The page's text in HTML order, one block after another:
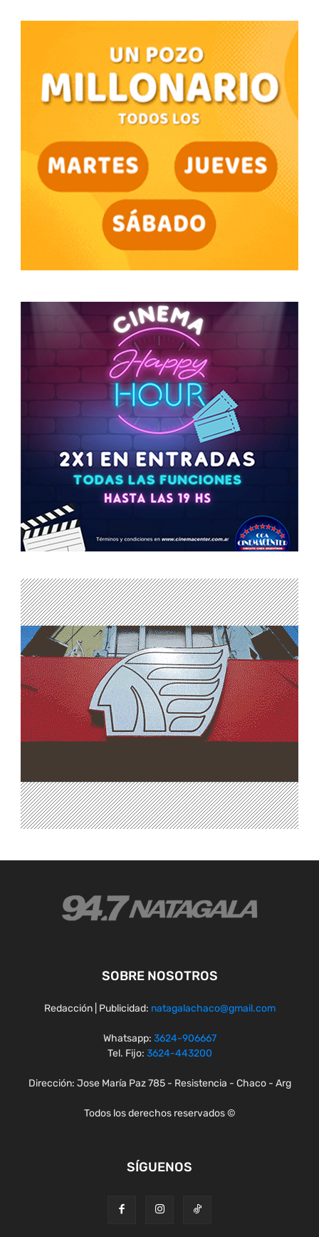
SOBRE NOSOTROS
Redacción | Publicidad: natagalachaco@gmail.com
Whatsapp: 3624-906667
Tel. Fijo: 3624-443200
Dirección: Jose María Paz 785 - Resistencia - Chaco - Arg
Todos los derechos reservados ©
SÍGUENOS